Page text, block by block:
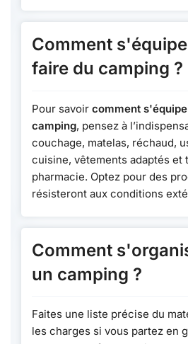
Comment
faire du camping ?
Pour savoir comment
camping, pensez à
couchage, matelas, réchaud,
cuisine, vêtements adaptés et
pharmacie. Optez pour des
résisteront aux conditions
Comment
un camping ?
Faites une liste précise du
les charges si vous partez en